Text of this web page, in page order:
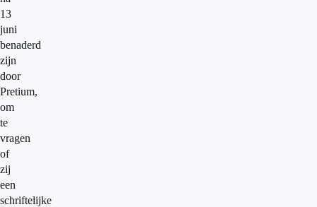
13
juni
benaderd
zijn
door
Pretium,
om
te
vragen
of
zij
een
schriftelijke